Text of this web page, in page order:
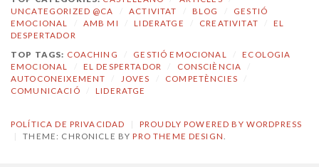
UNCATEGORIZED @CA
ACTIVITAT BLOG
GESTIÓ
EMOCIONAL
AMB MI LIDERATGE CREATIVITAT
EL
DESPERTADOR
TOP TAGS: COACHING GESTIÓ EMOCIONAL
ECOLOGIA
EMOCIONAL
EL DESPERTADOR CONSCIÈNCIA
AUTOCONEIXEMENT
JOVES COMPETÈNCIES
COMUNICACIÓ
LIDERATGE
POLÍTICA DE PRIVACIDAD |
PROUDLY POWERED BY WORDPRESS
|
THEME: CHRONICLE BYPRO THEME DESIGN